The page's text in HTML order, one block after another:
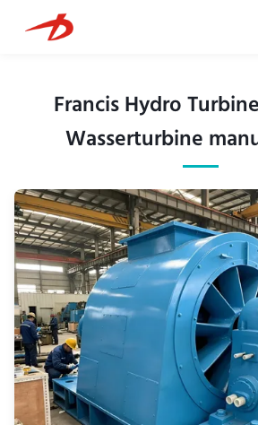
Francis Hydro
Wasserturbine